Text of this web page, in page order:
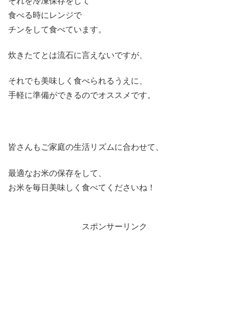
食べる時にレンジで
チンをして食べています。
炊きたてとは流石に言えないですが、
それでも美味しく食べられるうえに、
手軽に準備ができるのでオススメです。
皆さんもご家庭の生活リズムに合わせて、
最適なお米の保存をして、
お米を毎日美味しく食べてくださいね！
スポンサーリンク